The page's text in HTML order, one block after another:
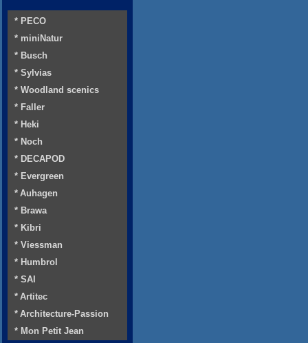
* PECO
* miniNatur
* Busch
* Sylvias
* Woodland scenics
* Faller
* Heki
* Noch
* DECAPOD
* Evergreen
* Auhagen
* Brawa
* Kibri
* Viessman
* Humbrol
* SAI
* Artitec
* Architecture-Passion
* Mon Petit Jean